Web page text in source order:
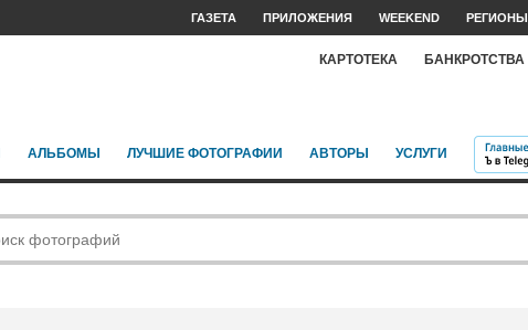
ГАЗЕТА ПРИЛОЖЕНИЯ WEEKEND РЕГИОНЫ
КАРТОТЕКА БАНКРОТСТВА
АЛЬБОМЫ ЛУЧШИЕ ФОТОГРАФИИ АВТОРЫ УСЛУГИ